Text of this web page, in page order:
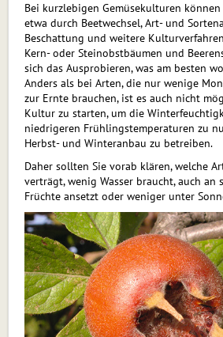
Bei kurzlebigen Gemüsekulturen
etwa durch Beetwechsel, Art- und
Beschattung und weitere
Kern- oder Steinobstbäumen und
sich das Ausprobieren, was am besten
Anders als bei Arten, die nur wenige
zur Ernte brauchen, ist es auch nicht
Kultur zu starten, um die
niedrigeren Frühlingstemperaturen zu
Herbst- und Winteranbau zu betreiben.
Daher sollten Sie vorab klären, welche
verträgt, wenig Wasser braucht, auch an
Früchte ansetzt oder weniger unter